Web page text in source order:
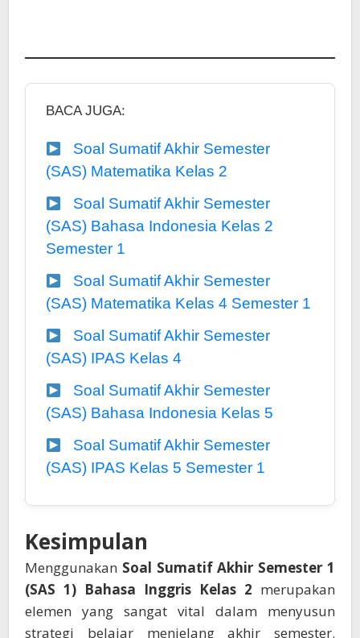
BACA JUGA:
Soal Sumatif Akhir Semester
(SAS) Matematika Kelas 2
Soal Sumatif Akhir Semester
(SAS) Bahasa Indonesia Kelas 2
Semester 1
Soal Sumatif Akhir Semester
(SAS) Matematika Kelas 4 Semester 1
Soal Sumatif Akhir Semester
(SAS) IPAS Kelas 4
Soal Sumatif Akhir Semester
(SAS) Bahasa Indonesia Kelas 5
Soal Sumatif Akhir Semester
(SAS) IPAS Kelas 5 Semester 1
Kesimpulan
Menggunakan Soal Sumatif Akhir Semester 1
(SAS 1) Bahasa Inggris Kelas 2 merupakan
elemen yang sangat vital dalam menyusun
strategi belajar menjelang akhir semester.